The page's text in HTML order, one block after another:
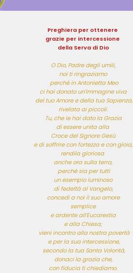
Preghiera per ottenere
grazie per intercessione
della Serva di Dio
O Dio, Padre degli umili,
noi ti ringraziamo
perché in Antonietta Meo
ci hai donato un’immagine viva
del tuo Amore e della tua Sapienza,
rivelata ai piccoli.
Tu, che le hai dato la Grazia
di essere unita alla
Croce del Signore Gesù
e di soffrire con fortezza e con gioia,
rendila gloriosa
anche ora sulla terra,
perché sia per tutti
un esempio luminoso
di fedeltà al Vangelo,
concedi a noi il suo amore
semplice
e ardente all’Eucarestia
e alla Chiesa;
vieni incontro alla nostra povertà
e per la sua intercessione,
secondo la tua Santa Volontà,
donaci la grazia che,
con fiducia ti chiediamo.